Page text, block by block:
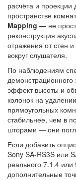
расчёта и проекции
пространстве
Mapping — не
реконструкция
отражения от стен
вокруг слушателя.
По наблюдениям
демонстрационного
эффект высоты и
колонок на
прямоугольных
стабильнее, чем в
шторами — они
Если добавить
Sony SA-RS3S или
реального 7.1.4
дополнительные